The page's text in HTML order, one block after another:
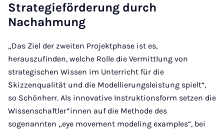
Strategieförderung durch
Nachahmung
„Das Ziel der zweiten Projektphase ist es,
herauszufinden, welche Rolle die Vermittlung von
strategischen Wissen im Unterricht für die
Skizzenqualität und die Modellierungsleistung spielt“,
so Schönherr. Als innovative Instruktionsform setzen die
Wissenschaftler*innen auf die Methode des
sogenannten „eye movement modeling examples“, bei